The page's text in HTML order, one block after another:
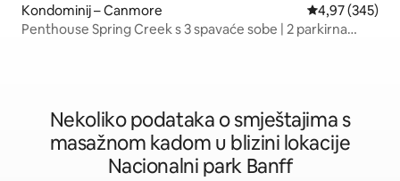
Kondominij – Canmore Prosječna
4,97 (345)
Penthouse Spring Creek s 3 spavaće sobe | 2 parkirna
Nekoliko podataka o smještajima s
masažnom kadom u blizini lokacije
Nacionalni park Banff